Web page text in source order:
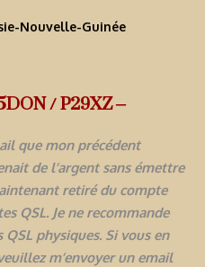
/ P29XZ –
que mon précédent
de l’argent sans émettre
retiré du compte
QSL. Je ne recommande
QSL physiques. Si vous en
m’envoyer un email